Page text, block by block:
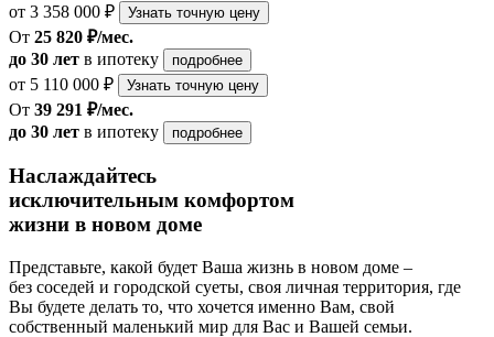
от 3 358 000 ₽ Узнать точную цену
От 25 820 ₽/мес.
до 30 лет в ипотеку подробнее
от 5 110 000 ₽ Узнать точную цену
От 39 291 ₽/мес.
до 30 лет в ипотеку подробнее
Наслаждайтесь
исключительным комфортом
жизни в новом доме
Представьте, какой будет Ваша жизнь в новом доме –
без соседей и городской суеты, своя личная территория, где
Вы будете делать то, что хочется именно Вам, свой
собственный маленький мир для Вас и Вашей семьи.